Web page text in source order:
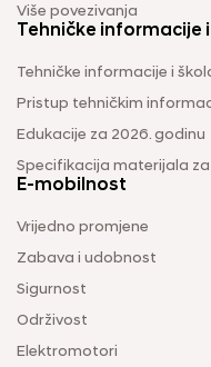
Više povezivanja
Tehničke informacije
Tehničke informacije i
Pristup tehničkim
Edukacije za 2026. godinu
Specifikacija materijala
E-mobilnost
Vrijedno promjene
Zabava i udobnost
Sigurnost
Održivost
Elektromotori